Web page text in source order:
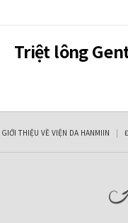
Triệt lông
GIỚI THIỆU VỀ VIỆN DA HANMIIN |